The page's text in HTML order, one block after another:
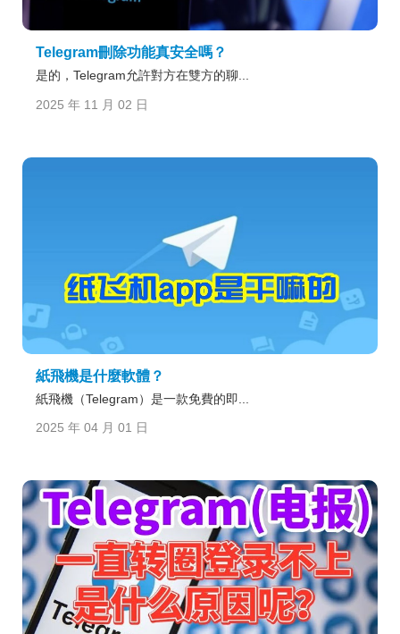
Telegram刪除功能真安全嗎？
是的，Telegram允許對方在雙方的聊...
2025 年 11 月 02 日
紙飛機是什麼軟體？
紙飛機（Telegram）是一款免費的即...
2025 年 04 月 01 日